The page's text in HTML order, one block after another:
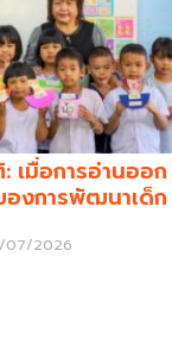
เมื่อการอ่านออก
องการพัฒนาเด็ก
07/2026